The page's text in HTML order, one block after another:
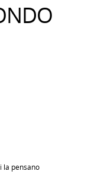
la pensano